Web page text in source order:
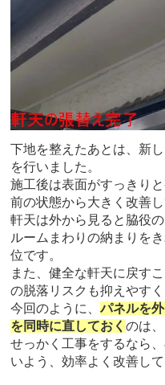
下地を整えたあとは、新
を行いました。
施工後は表面がすっきり
前の状態から大きく改善し
軒天は外から見ると脇役
ルームまわりの納まりを
位です。
また、健全な軒天に戻す
の脱落リスクも抑えやすく
今回のように、パネルを
を同時に直しておくのは
せっかく工事をするなら
いよう、効率よく改善し